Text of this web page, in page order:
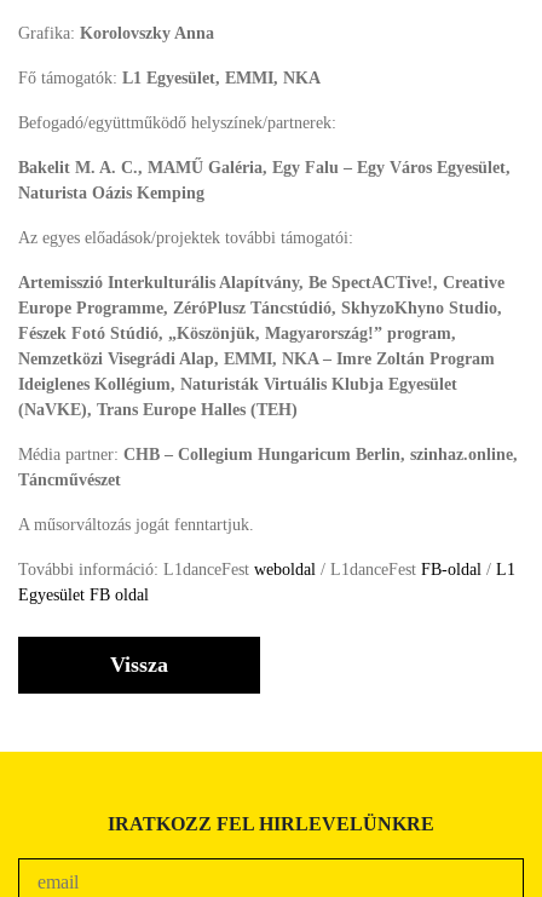
Grafika: Korolovszky Anna
Fő támogatók: L1 Egyesület, EMMI, NKA
Befogadó/együttműködő helyszínek/partnerek:
Bakelit M. A. C., MAMŰ Galéria, Egy Falu – Egy Város Egyesület,
Naturista Oázis Kemping
Az egyes előadások/projektek további támogatói:
Artemisszió Interkulturális Alapítvány, Be SpectACTive!, Creative
Europe Programme, ZéróPlusz Táncstúdió, SkhyzoKhyno Studio,
Fészek Fotó Stúdió, „Köszönjük, Magyarország!” program,
Nemzetközi Visegrádi Alap, EMMI, NKA – Imre Zoltán Program
Ideiglenes Kollégium, Naturisták Virtuális Klubja Egyesület
(NaVKE), Trans Europe Halles (TEH)
Média partner: CHB – Collegium Hungaricum Berlin, szinhaz.online,
Táncművészet
A műsorváltozás jogát fenntartjuk.
További információ: L1danceFest weboldal / L1danceFest FB-oldal / L1
Egyesület FB oldal
Vissza
IRATKOZZ FEL HIRLEVELÜNKRE